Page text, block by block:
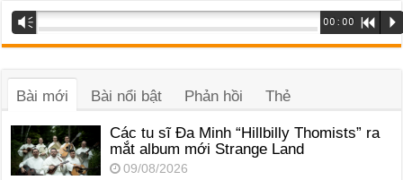
Trình
phát
âm
Vm 00:00 R P
Bài mới Bài nổi bật Phản hồi Thẻ
Các tu sĩ Đa Minh “Hillbilly Thomists” ra
mắt album mới Strange Land
09/08/2026